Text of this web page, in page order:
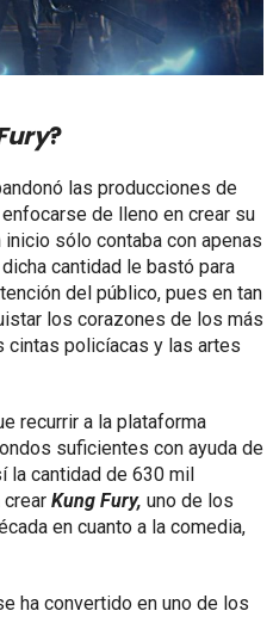
?
las producciones de
de lleno en crear su
sólo contaba con apenas
cantidad le bastó para
del público, pues en tan
los corazones de los más
cintas policíacas y las artes
recurrir a la plataforma
suficientes con ayuda de
la cantidad de 630 mil
Kung Fury, uno de los
en cuanto a la comedia,
ha convertido en uno de los